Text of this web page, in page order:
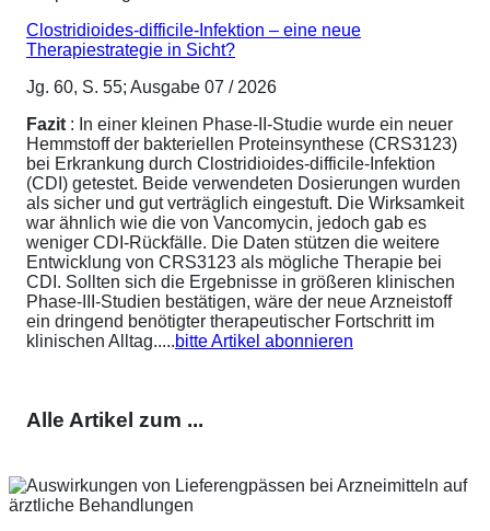
Clostridioides-difficile-Infektion – eine neue
Therapiestrategie in Sicht?
Jg. 60, S. 55; Ausgabe 07 / 2026
Fazit : In einer kleinen Phase-II-Studie wurde ein neuer
Hemmstoff der bakteriellen Proteinsynthese (CRS3123)
bei Erkrankung durch Clostridioides-difficile-Infektion
(CDI) getestet. Beide verwendeten Dosierungen wurden
als sicher und gut verträglich eingestuft. Die Wirksamkeit
war ähnlich wie die von Vancomycin, jedoch gab es
weniger CDI-Rückfälle. Die Daten stützen die weitere
Entwicklung von CRS3123 als mögliche Therapie bei
CDI. Sollten sich die Ergebnisse in größeren klinischen
Phase-III-Studien bestätigen, wäre der neue Arzneistoff
ein dringend benötigter therapeutischer Fortschritt im
klinischen Alltag.....bitte Artikel abonnieren
Alle Artikel zum ...